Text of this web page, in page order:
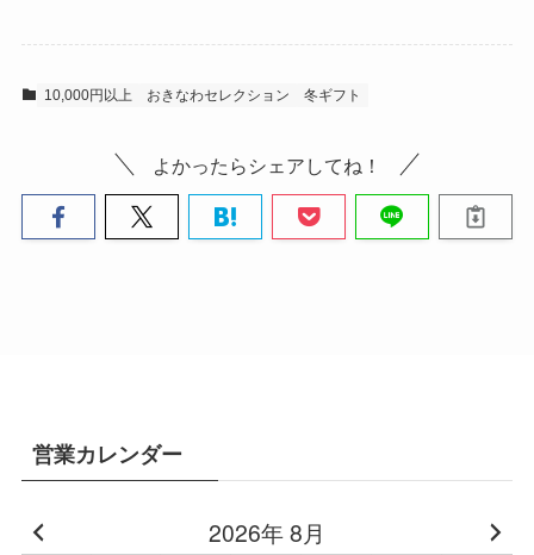
10,000円以上 おきなわセレクション 冬ギフト
よかったらシェアしてね！
営業カレンダー
2026年 8月